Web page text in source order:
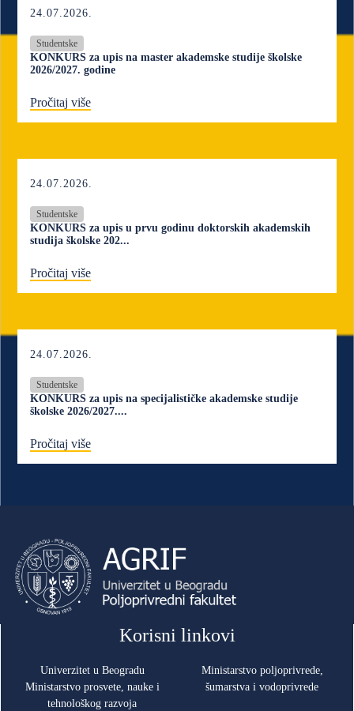
24.07.2026.
Studentske
KONKURS za upis na master akademske studije školske
2026/2027. godine
Pročitaj više
24.07.2026.
Studentske
KONKURS za upis u prvu godinu doktorskih akademskih
studija školske 202...
Pročitaj više
24.07.2026.
Studentske
KONKURS za upis na specijalističke akademske studije
školske 2026/2027....
Pročitaj više
Korisni linkovi
Univerzitet u Beogradu
Ministarstvo prosvete, nauke i
tehnološkog razvoja
Ministarstvo poljoprivrede,
šumarstva i vodoprivrede